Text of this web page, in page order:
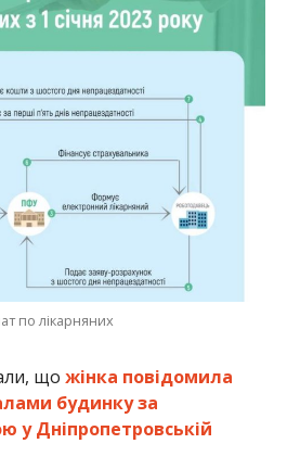
по лікарняних
що жінка повідомила
будинку за
у Дніпропетровській